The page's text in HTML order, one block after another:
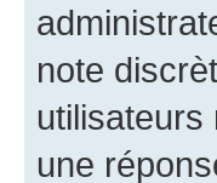
note
une